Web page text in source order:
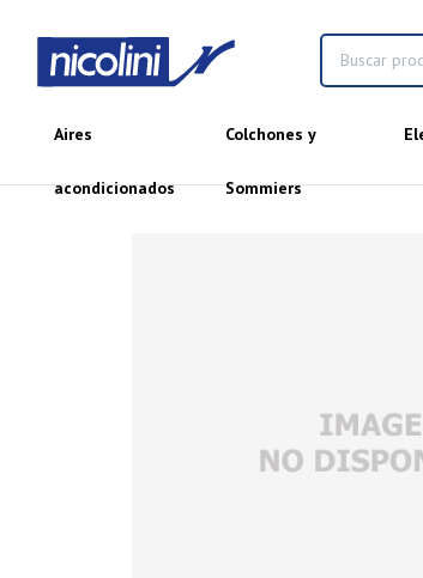
Aires
acondicionados
Colchones y
Sommiers